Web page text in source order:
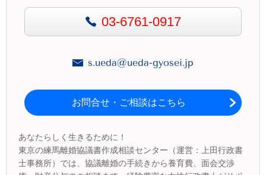
03-6761-0917
s.ueda@ueda-gyosei.jp
お問合せ・ご相談はこちら
あなたらしく生きるために！
東京の練馬離婚協議書作成相談センター（運営：上田行政書
士事務所）では、協議離婚の手続きから養育費、面会交渉